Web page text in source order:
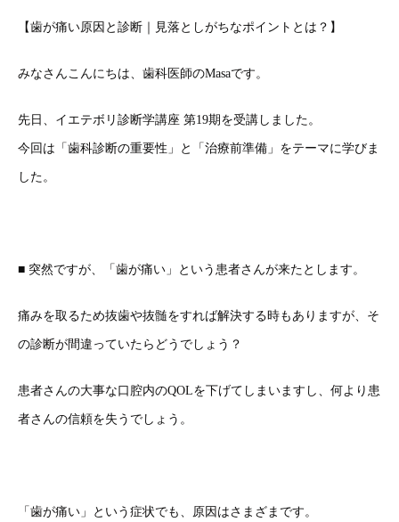
【歯が痛い原因と診断｜見落としがちなポイントとは？】
みなさんこんにちは、歯科医師のMasaです。
先日、イエテボリ診断学講座 第19期を受講しました。
今回は「歯科診断の重要性」と「治療前準備」をテーマに学びま
した。
■ 突然ですが、「歯が痛い」という患者さんが来たとします。
痛みを取るため抜歯や抜髄をすれば解決する時もありますが、そ
の診断が間違っていたらどうでしょう？
患者さんの大事な口腔内のQOLを下げてしまいますし、何より患
者さんの信頼を失うでしょう。
「歯が痛い」という症状でも、原因はさまざまです。